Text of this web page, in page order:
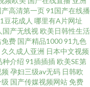
清 51社区免费高清视频观
产精品网红主播美女 飘花
欧美视频a 欧美一级 亚洲五
产高清第一页91国产在线播
豆花成人 哪里有A片网址
国产无线视 欧美日韩性生活
免费 国产精品100091九色
久久成人亚洲 日本中文视频
种介绍 91插插插 欧美SE第
孕妇三级av无码 日韩欧
级 国产传媒视频网站 免费